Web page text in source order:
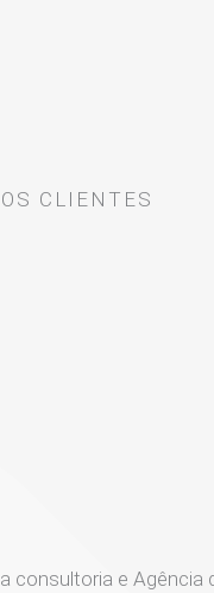
CLIENTES
e Agência